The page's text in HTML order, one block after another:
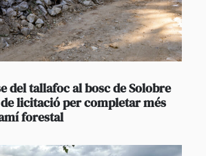
del tallafoc al bosc de Solobre
licitació per completar més
forestal